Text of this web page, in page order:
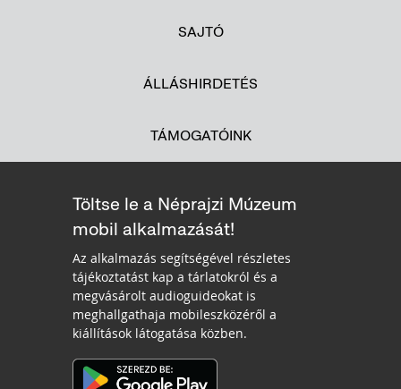
SAJTÓ
ÁLLÁSHIRDETÉS
TÁMOGATÓINK
Töltse le a Néprajzi Múzeum
mobil alkalmazását!
Az alkalmazás segítségével részletes
tájékoztatást kap a tárlatokról és a
megvásárolt audioguideokat is
meghallgathaja mobileszközéről a
kiállítások látogatása közben.